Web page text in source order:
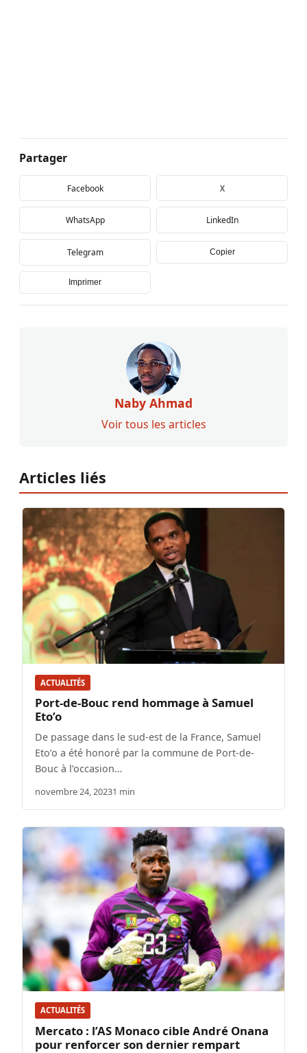
Partager
Facebook X
WhatsApp LinkedIn
Telegram Copier
Imprimer
Naby Ahmad
Voir tous les articles
Articles liés
ACTUALITÉS
Port-de-Bouc rend hommage à Samuel
Eto’o
De passage dans le sud-est de la France, Samuel
Eto’o a été honoré par la commune de Port-de-
Bouc à l’occasion…
novembre 24, 20231 min
ACTUALITÉS
Mercato : l’AS Monaco cible André Onana
pour renforcer son dernier rempart